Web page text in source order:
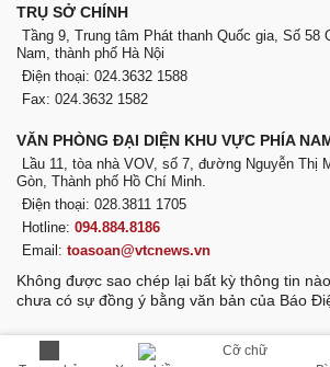
Cỡ chữ
TRỤ SỞ CHÍNH
Tầng 9, Trung tâm Phát thanh Quốc gia, Số
Nam, thành phố Hà Nội
Điện thoại: 024.3632 1588
Fax: 024.3632 1582
VĂN PHÒNG ĐẠI DIỆN KHU VỰC PHÍA
Lầu 11, tòa nhà VOV, số 7, đường Nguyễn Thị
Gòn, Thành phố Hồ Chí Minh.
Điện thoại: 028.3811 1705
Hotline: 094.884.8186
Email: toasoan@vtcnews.vn
Không được sao chép lại bất kỳ thông tin
chưa có sự đồng ý bằng văn bản của Báo